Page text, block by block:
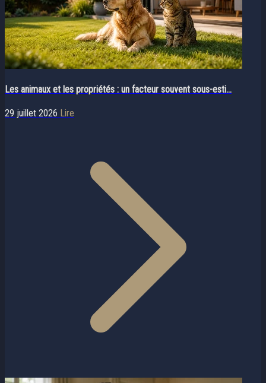
Les animaux et les propriétés : un facteur souvent sous-esti...
29 juillet 2026 Lire